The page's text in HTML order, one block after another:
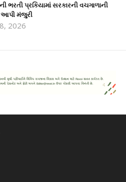
ભરતી પ્રકિયામાં સરકારની વચગાળાની
આપી મંજુરી
2026